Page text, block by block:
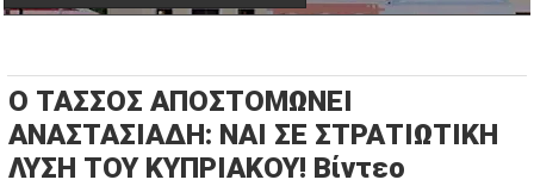
Ο ΤΑΣΣΟΣ ΑΠΟΣΤΟΜΩΝΕΙ
ΑΝΑΣΤΑΣΙΑΔΗ: ΝΑΙ ΣΕ ΣΤΡΑΤΙΩΤΙΚΗ
ΛΥΣΗ ΤΟΥ ΚΥΠΡΙΑΚΟΥ! Βίντεο